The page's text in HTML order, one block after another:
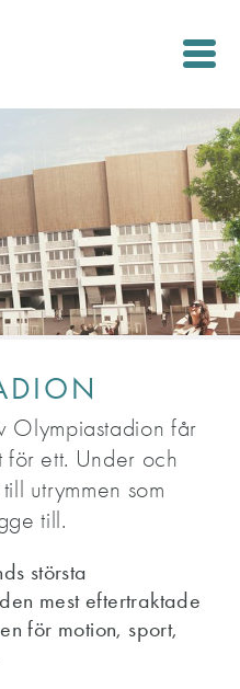
Olympiastadion får
för ett. Under och
utrymmen som
till.
största
mest eftertraktade
för motion, sport,